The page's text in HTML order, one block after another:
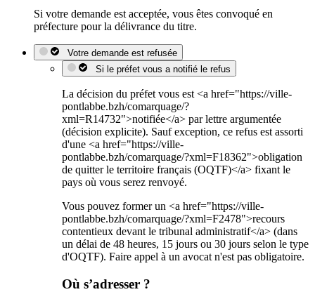
Si votre demande est acceptée, vous êtes convoqué en
préfecture pour la délivrance du titre.
Votre demande est refusée
Si le préfet vous a notifié le refus
La décision du préfet vous est <a href="https://ville-
pontlabbe.bzh/comarquage/?
xml=R14732">notifiée</a> par lettre argumentée
(décision explicite). Sauf exception, ce refus est assorti
d'une <a href="https://ville-
pontlabbe.bzh/comarquage/?xml=F18362">obligation
de quitter le territoire français (OQTF)</a> fixant le
pays où vous serez renvoyé.
Vous pouvez former un <a href="https://ville-
pontlabbe.bzh/comarquage/?xml=F2478">recours
contentieux devant le tribunal administratif</a> (dans
un délai de 48 heures, 15 jours ou 30 jours selon le type
d'OQTF). Faire appel à un avocat n'est pas obligatoire.
Où s’adresser ?